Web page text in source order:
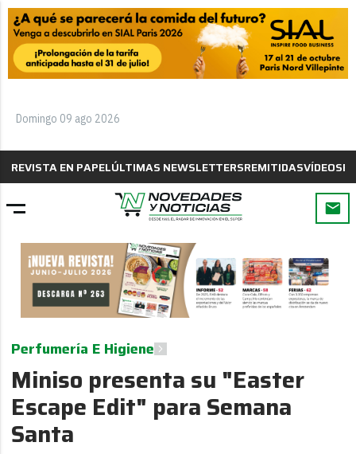
Domingo 09 ago 2026
REVISTA EN PAPELÚLTIMAS NEWSLETTERSREMITIDASVÍDEOS
Perfumería E Higiene
Miniso presenta su "Easter
Escape Edit" para Semana
Santa